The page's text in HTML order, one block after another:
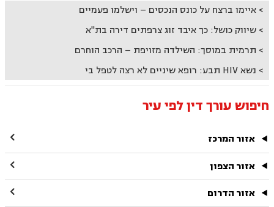
איימו ברצח על כונס הנכסים – וישלמו פעמיים
שיווק כושל: כך איבד זוג צרפתים דירה בת"א
תרמית במוסך: השילדה מזויפת – הרכב הוחרם
נשא HIV תבע: רופא שיניים לא רצה לטפל בי
חיפוש עורך דין לפי עיר
אזור המרכז 
אזור הצפון 
אזור הדרום 